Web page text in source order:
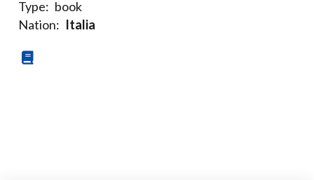
Type: book
Nation: Italia